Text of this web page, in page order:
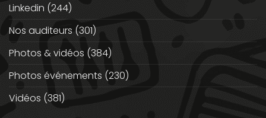
Linkedin (244)
Nos auditeurs (301)
Photos & vidéos (384)
Photos événements (230)
Vidéos (381)